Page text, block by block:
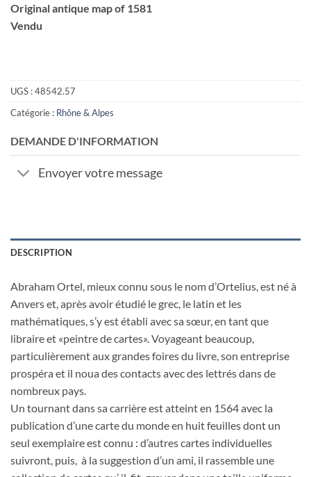
Original antique map of 1581
Vendu
UGS :48542.57
Catégorie : Rhône & Alpes
DEMANDE D'INFORMATION
Envoyer votre message
DESCRIPTION
Abraham Ortel, mieux connu sous le nom d’Ortelius, est né à
Anvers et, après avoir étudié le grec, le latin et les
mathématiques, s’y est établi avec sa sœur, en tant que
libraire et «peintre de cartes». Voyageant beaucoup,
particulièrement aux grandes foires du livre, son entreprise
prospéra et il noua des contacts avec des lettrés dans de
nombreux pays.
Un tournant dans sa carrière est atteint en 1564 avec la
publication d’une carte du monde en huit feuilles dont un
seul exemplaire est connu : d’autres cartes individuelles
suivront, puis, à la suggestion d’un ami, il rassemble une